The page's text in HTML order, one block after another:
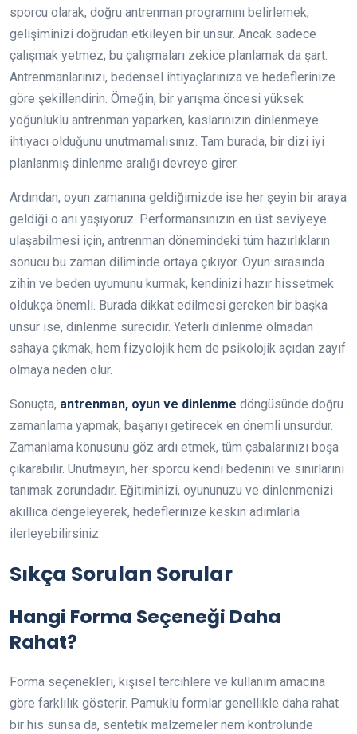
sporcu olarak, doğru antrenman programını belirlemek,
gelişiminizi doğrudan etkileyen bir unsur. Ancak sadece
çalışmak yetmez; bu çalışmaları zekice planlamak da şart.
Antrenmanlarınızı, bedensel ihtiyaçlarınıza ve hedeflerinize
göre şekillendirin. Örneğin, bir yarışma öncesi yüksek
yoğunluklu antrenman yaparken, kaslarınızın dinlenmeye
ihtiyacı olduğunu unutmamalısınız. Tam burada, bir dizi iyi
planlanmış dinlenme aralığı devreye girer.
Ardından, oyun zamanına geldiğimizde ise her şeyin bir araya
geldiği o anı yaşıyoruz. Performansınızın en üst seviyeye
ulaşabilmesi için, antrenman dönemindeki tüm hazırlıkların
sonucu bu zaman diliminde ortaya çıkıyor. Oyun sırasında
zihin ve beden uyumunu kurmak, kendinizi hazır hissetmek
oldukça önemli. Burada dikkat edilmesi gereken bir başka
unsur ise, dinlenme sürecidir. Yeterli dinlenme olmadan
sahaya çıkmak, hem fizyolojik hem de psikolojik açıdan zayıf
olmaya neden olur.
Sonuçta, antrenman, oyun ve dinlenme döngüsünde doğru
zamanlama yapmak, başarıyı getirecek en önemli unsurdur.
Zamanlama konusunu göz ardı etmek, tüm çabalarınızı boşa
çıkarabilir. Unutmayın, her sporcu kendi bedenini ve sınırlarını
tanımak zorundadır. Eğitiminizi, oyununuzu ve dinlenmenizi
akıllıca dengeleyerek, hedeflerinize keskin adımlarla
ilerleyebilirsiniz.
Sıkça Sorulan Sorular
Hangi Forma Seçeneği Daha
Rahat?
Forma seçenekleri, kişisel tercihlere ve kullanım amacına
göre farklılık gösterir. Pamuklu formlar genellikle daha rahat
bir his sunsa da, sentetik malzemeler nem kontrolünde